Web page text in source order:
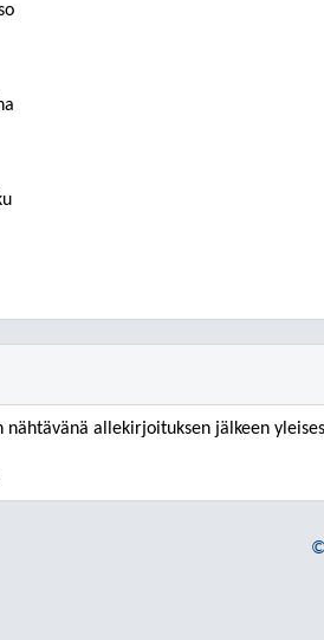
nähtävänä allekirjoituksen jälkeen